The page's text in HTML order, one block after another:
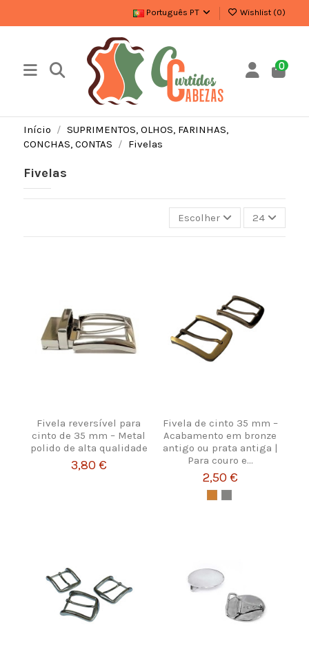
Português PT Wishlist (0)
0
Início
SUPRIMENTOS, OLHOS, FARINHAS,
CONCHAS, CONTAS
Fivelas
Fivelas
Escolher 24
Fivela reversível para
cinto de 35 mm – Metal
polido de alta qualidade
3,80 €
Fivela de cinto 35 mm –
Acabamento em bronze
antigo ou prata antiga |
Para couro e...
2,50 €